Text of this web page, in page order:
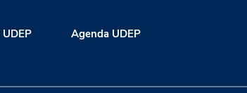
Agenda UDEP